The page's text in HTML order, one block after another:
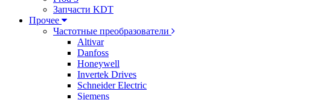
Запчасти KDT
Прочее
Частотные преобразователи
Altivar
Danfoss
Honeywell
Invertek Drives
Schneider Electric
Siemens